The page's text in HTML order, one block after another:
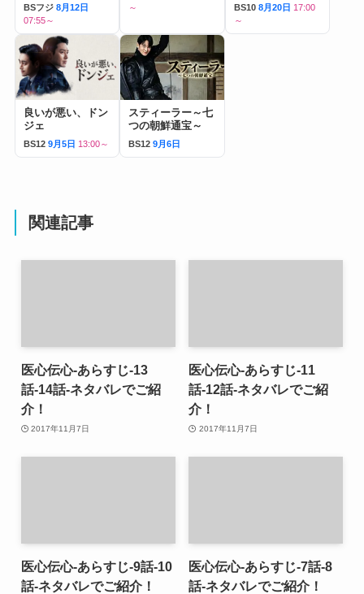
BSフジ 8月12日
07:55～
～
BS10 8月20日 17:00
～
良いが悪い、ドン
ジェ
BS12 9月5日 13:00～
スティーラー～七
つの朝鮮通宝～
BS12 9月6日
関連記事
医心伝心-あらすじ-13
話-14話-ネタバレでご紹
介！
2017年11月7日
医心伝心-あらすじ-11
話-12話-ネタバレでご紹
介！
2017年11月7日
医心伝心-あらすじ-9話-10
話-ネタバレでご紹介！
医心伝心-あらすじ-7話-8
話-ネタバレでご紹介！